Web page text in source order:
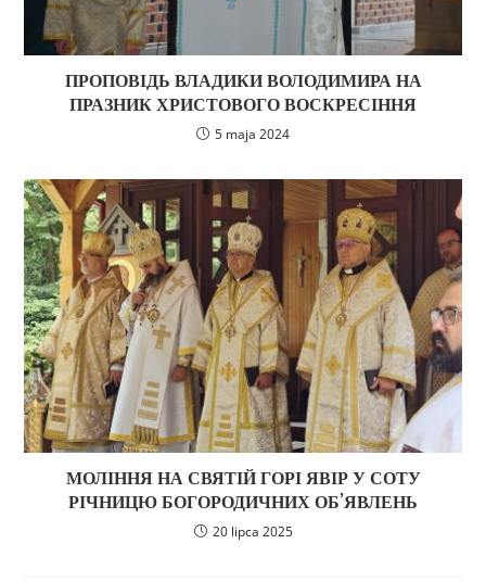
ПРОПОВІДЬ ВЛАДИКИ ВОЛОДИМИРА НА
ПРАЗНИК ХРИСТОВОГО ВОСКРЕСІННЯ
5 maja 2024
МОЛІННЯ НА СВЯТІЙ ГОРІ ЯВІР У СОТУ
РІЧНИЦЮ БОГОРОДИЧНИХ ОБ’ЯВЛЕНЬ
20 lipca 2025